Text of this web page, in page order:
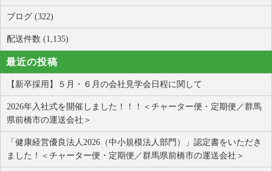
ブログ (322)
配送件数 (1,135)
最近の投稿
【新卒採用】５月・６月の会社見学会日程に関して
2026年入社式を開催しました！！！＜チャーター便・定期便／群馬
県前橋市の運送会社＞
「健康経営優良法人2026（中小規模法人部門）」認定書をいただき
ました！＜チャーター便・定期便／群馬県前橋市の運送会社＞